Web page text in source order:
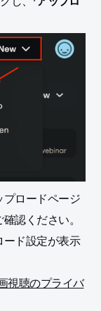
ロードページ
認ください。
ド設定が表示
視聴のプライバ